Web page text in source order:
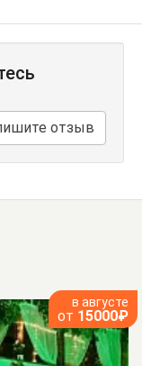
отзыв
в августе
от 15000₽